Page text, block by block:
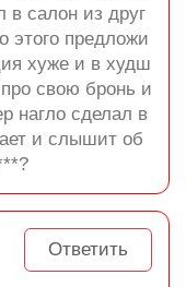
в салон из друг
этого предложи
хуже и в худш
свою бронь и
нагло сделал в
и слышит об
Ответить